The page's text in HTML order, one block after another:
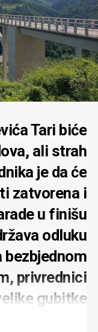
Tari biće
ali strah
je da će
zatvorena i
u finišu
odluku
bezbjednom
privrednici
gubitke